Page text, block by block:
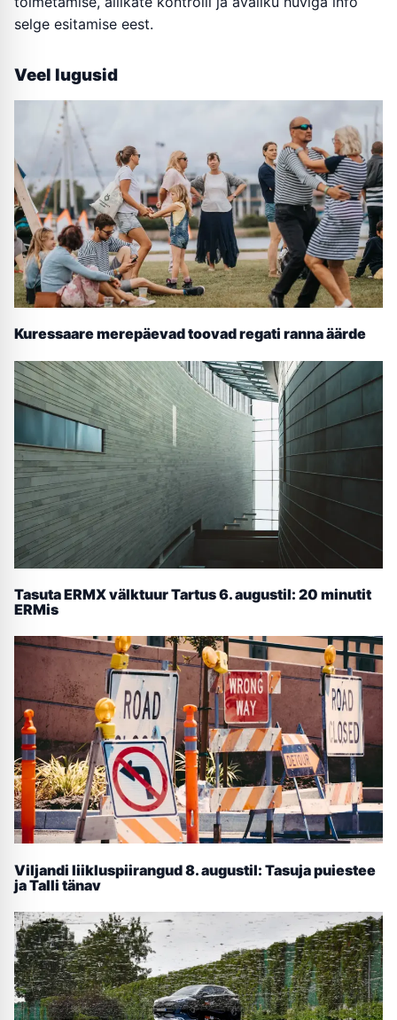
selge esitamise eest.
Veel lugusid
Kuressaare merepäevad toovad regati ranna äärde
Tasuta ERMX välktuur Tartus 6. augustil: 20 minutit
ERMis
Viljandi liikluspiirangud 8. augustil: Tasuja puiestee
ja Talli tänav